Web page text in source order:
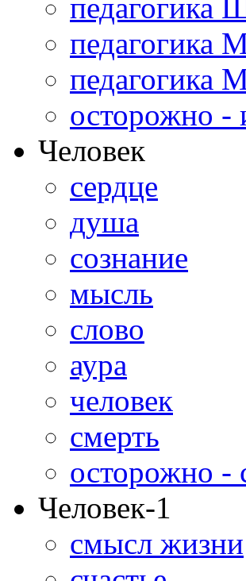
педагогика
педагогика
педагогика
осторожно -
Человек
сердце
душа
сознание
мысль
слово
аура
человек
смерть
осторожно -
Человек-1
смысл жизни